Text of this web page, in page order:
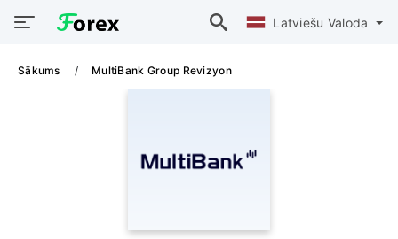
Latviešu Valoda
Sākums MultiBank Group Revizyon